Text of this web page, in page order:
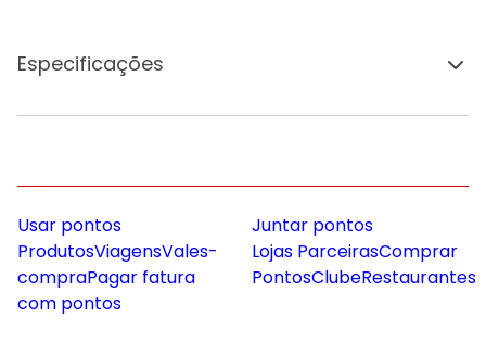
Especificações
Usar pontos
ProdutosViagensVales-
compraPagar fatura
com pontos
Juntar pontos
Lojas ParceirasComprar
PontosClubeRestaurantes